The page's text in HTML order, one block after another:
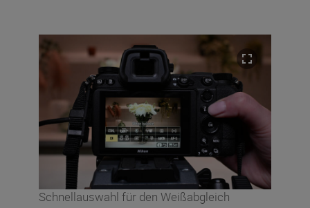
Schnellauswahl für den Weißabgleich